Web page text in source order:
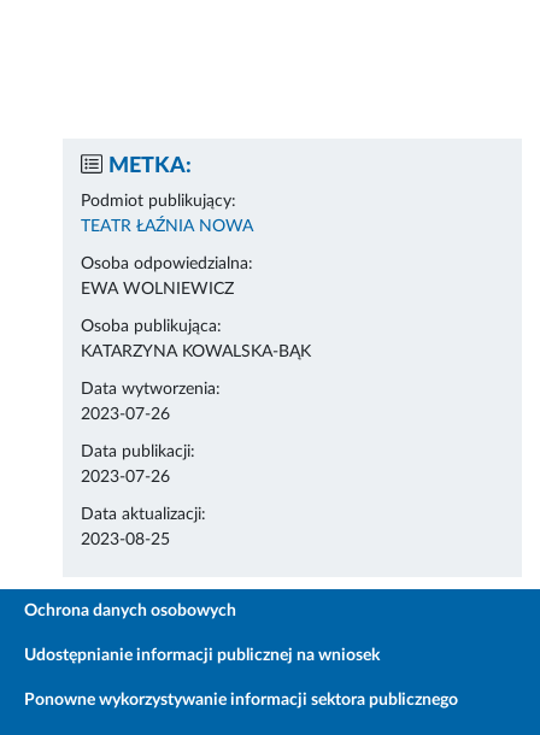
METKA:
Podmiot publikujący:
TEATR ŁAŹNIA NOWA
Osoba odpowiedzialna:
EWA WOLNIEWICZ
Osoba publikująca:
KATARZYNA KOWALSKA-BĄK
Data wytworzenia:
2023-07-26
Data publikacji:
2023-07-26
Data aktualizacji:
2023-08-25
Ochrona danych osobowych
Udostępnianie informacji publicznej na wniosek
Ponowne wykorzystywanie informacji sektora publicznego